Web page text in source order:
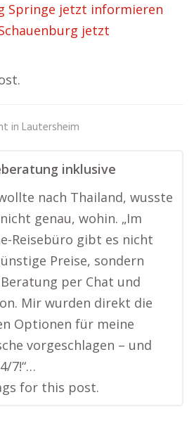
Springe jetzt informieren
jetzt
in Lautersheim
inklusive
nach Thailand, wusste
genau, wohin. „Im
Reisebüro gibt es nicht
Preise, sondern
per Chat und
Mir wurden direkt die
Optionen für meine
vorgeschlagen – und
7!“…
for this post.